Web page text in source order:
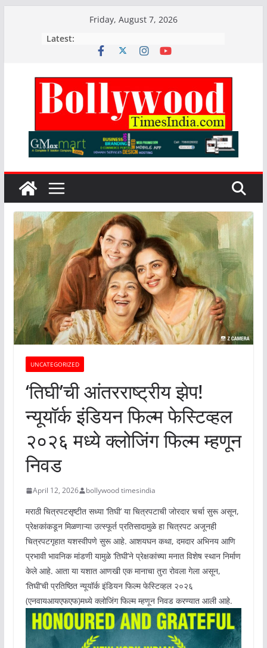
Friday, August 7, 2026
Latest:
UNCATEGORIZED
‘तिघी’ची आंतरराष्ट्रीय झेप!
न्यूयॉर्क इंडियन फिल्म फेस्टिव्हल
२०२६ मध्ये क्लोजिंग फिल्म म्हणून
निवड
April 12, 2026 bollywood timesindia
मराठी चित्रपटसृष्टीत सध्या ‘तिघी’ या चित्रपटाची जोरदार चर्चा सुरू असून,
प्रेक्षकांकडून मिळणाऱ्या उत्स्फूर्त प्रतिसादामुळे हा चित्रपट अजूनही
चित्रपटगृहात यशस्वीपणे सुरू आहे. आशयघन कथा, दमदार अभिनय आणि
प्रभावी भावनिक मांडणी यामुळे ‘तिघी’ने प्रेक्षकांच्या मनात विशेष स्थान निर्माण
केले आहे. आता या यशात आणखी एक मानाचा तुरा रोवला गेला असून,
‘तिघी’ची प्रतिष्ठित न्यूयॉर्क इंडियन फिल्म फेस्टिव्हल २०२६
(एनवायआयएफएफ)मध्ये क्लोजिंग फिल्म म्हणून निवड करण्यात आली आहे.